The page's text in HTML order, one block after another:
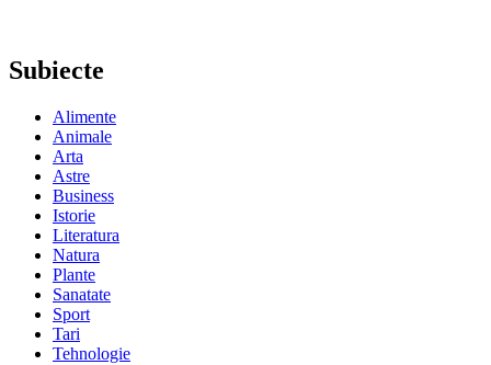
Subiecte
Alimente
Animale
Arta
Astre
Business
Istorie
Literatura
Natura
Plante
Sanatate
Sport
Tari
Tehnologie